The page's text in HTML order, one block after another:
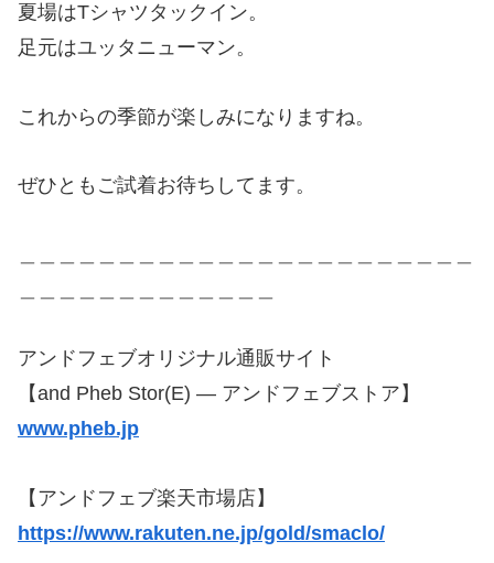
夏場はTシャツタックイン。
足元はユッタニューマン。
これからの季節が楽しみになりますね。
ぜひともご試着お待ちしてます。
アンドフェブオリジナル通販サイト
【and Pheb Stor(E) — アンドフェブストア】
www.pheb.jp
【アンドフェブ楽天市場店】
https://www.rakuten.ne.jp/gold/smaclo/